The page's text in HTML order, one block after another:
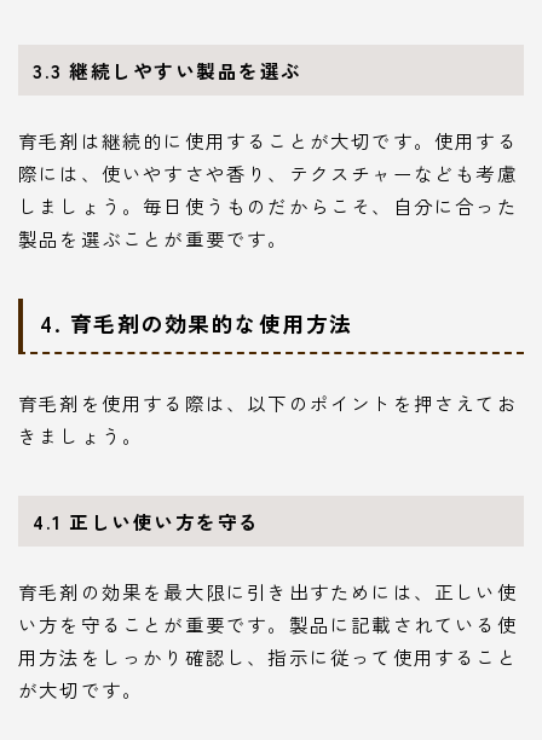
3.3 継続しやすい製品を選ぶ
育毛剤は継続的に使用することが大切です。使用する
際には、使いやすさや香り、テクスチャーなども考慮
しましょう。毎日使うものだからこそ、自分に合った
製品を選ぶことが重要です。
4. 育毛剤の効果的な使用方法
育毛剤を使用する際は、以下のポイントを押さえてお
きましょう。
4.1 正しい使い方を守る
育毛剤の効果を最大限に引き出すためには、正しい使
い方を守ることが重要です。製品に記載されている使
用方法をしっかり確認し、指示に従って使用すること
が大切です。